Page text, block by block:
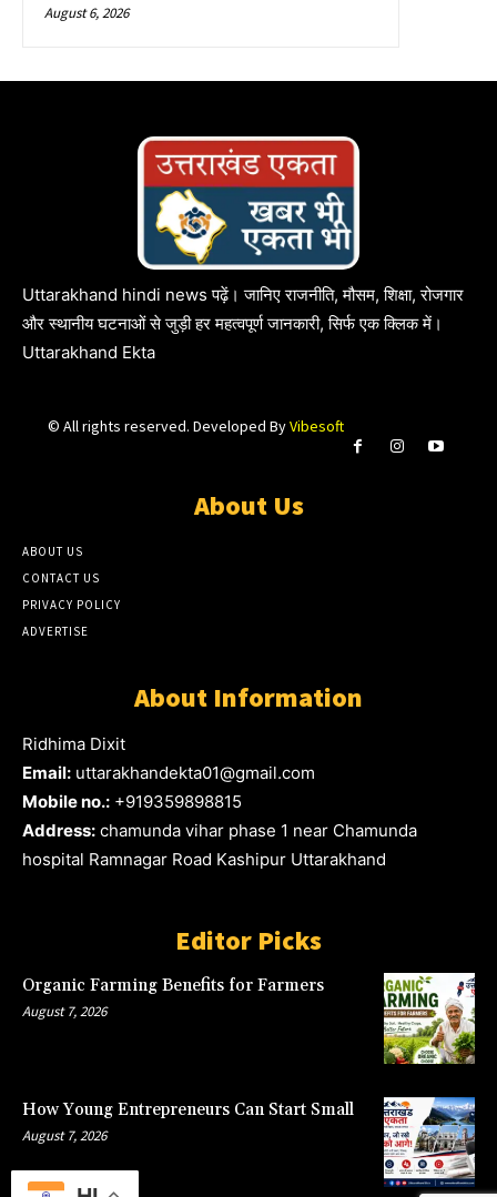
August 6, 2026
Uttarakhand hindi news पढ़ें। जानिए राजनीति, मौसम, शिक्षा, रोजगार
और स्थानीय घटनाओं से जुड़ी हर महत्वपूर्ण जानकारी, सिर्फ एक क्लिक में।
Uttarakhand Ekta
© All rights reserved. Developed ByVibesoft
About Us
ABOUT US
CONTACT US
PRIVACY POLICY
ADVERTISE
About Information
Ridhima Dixit
Email: uttarakhandekta01@gmail.com
Mobile no.: +919359898815
Address: chamunda vihar phase 1 near Chamunda
hospital Ramnagar Road Kashipur Uttarakhand
Editor Picks
Organic Farming Benefits for Farmers
August 7, 2026
How Young Entrepreneurs Can Start Small
August 7, 2026